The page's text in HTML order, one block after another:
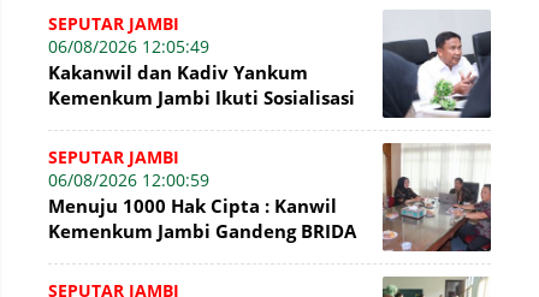
Gratis
SEPUTAR JAMBI
06/08/2026 12:05:49
Kakanwil dan Kadiv Yankum
Kemenkum Jambi Ikuti Sosialisasi
Secara Admin
SEPUTAR JAMBI
06/08/2026 12:00:59
Menuju 1000 Hak Cipta : Kanwil
Kemenkum Jambi Gandeng BRIDA
SEPUTAR JAMBI